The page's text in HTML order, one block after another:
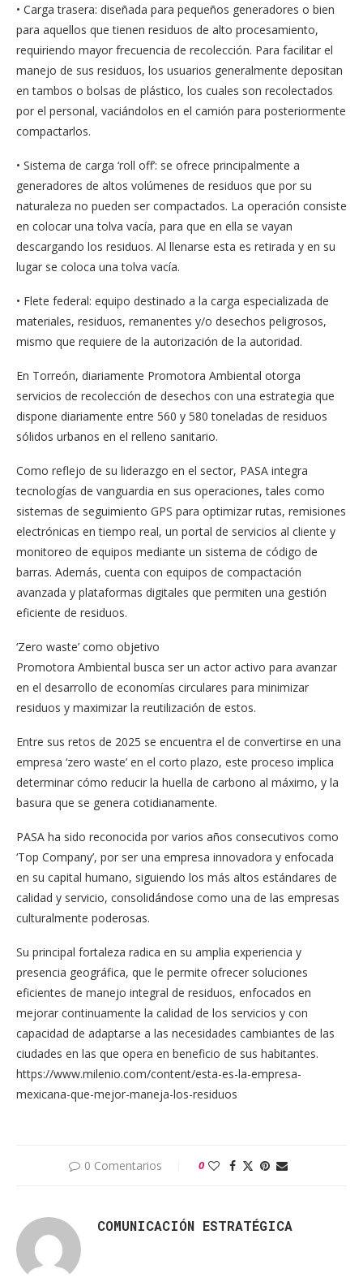
• Carga trasera: diseñada para pequeños generadores o bien
para aquellos que tienen residuos de alto procesamiento,
requiriendo mayor frecuencia de recolección. Para facilitar el
manejo de sus residuos, los usuarios generalmente depositan
en tambos o bolsas de plástico, los cuales son recolectados
por el personal, vaciándolos en el camión para posteriormente
compactarlos.
• Sistema de carga ‘roll off’: se ofrece principalmente a
generadores de altos volúmenes de residuos que por su
naturaleza no pueden ser compactados. La operación consiste
en colocar una tolva vacía, para que en ella se vayan
descargando los residuos. Al llenarse esta es retirada y en su
lugar se coloca una tolva vacía.
• Flete federal: equipo destinado a la carga especializada de
materiales, residuos, remanentes y/o desechos peligrosos,
mismo que requiere de la autorización de la autoridad.
En Torreón, diariamente Promotora Ambiental otorga
servicios de recolección de desechos con una estrategia que
dispone diariamente entre 560 y 580 toneladas de residuos
sólidos urbanos en el relleno sanitario.
Como reflejo de su liderazgo en el sector, PASA integra
tecnologías de vanguardia en sus operaciones, tales como
sistemas de seguimiento GPS para optimizar rutas, remisiones
electrónicas en tiempo real, un portal de servicios al cliente y
monitoreo de equipos mediante un sistema de código de
barras. Además, cuenta con equipos de compactación
avanzada y plataformas digitales que permiten una gestión
eficiente de residuos.
‘Zero waste’ como objetivo
Promotora Ambiental busca ser un actor activo para avanzar
en el desarrollo de economías circulares para minimizar
residuos y maximizar la reutilización de estos.
Entre sus retos de 2025 se encuentra el de convertirse en una
empresa ‘zero waste’ en el corto plazo, este proceso implica
determinar cómo reducir la huella de carbono al máximo, y la
basura que se genera cotidianamente.
PASA ha sido reconocida por varios años consecutivos como
‘Top Company’, por ser una empresa innovadora y enfocada
en su capital humano, siguiendo los más altos estándares de
calidad y servicio, consolidándose como una de las empresas
culturalmente poderosas.
Su principal fortaleza radica en su amplia experiencia y
presencia geográfica, que le permite ofrecer soluciones
eficientes de manejo integral de residuos, enfocados en
mejorar continuamente la calidad de los servicios y con
capacidad de adaptarse a las necesidades cambiantes de las
ciudades en las que opera en beneficio de sus habitantes.
https://www.milenio.com/content/esta-es-la-empresa-
mexicana-que-mejor-maneja-los-residuos
0 Comentarios 0
COMUNICACIÓN ESTRATÉGICA